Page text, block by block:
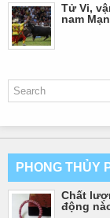
Tử Vi,
nam
PHONG THỦY
Chất
động